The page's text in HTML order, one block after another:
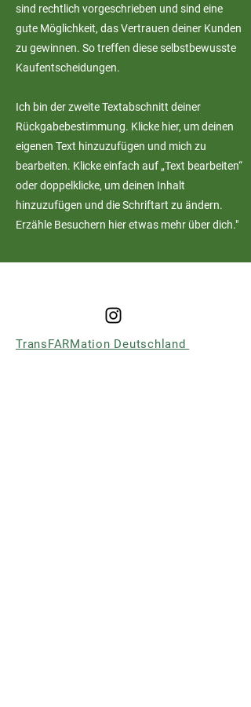
sind rechtlich vorgeschrieben und sind eine
gute Möglichkeit, das Vertrauen deiner Kunden
zu gewinnen. So treffen diese selbstbewusste
Kaufentscheidungen.
Ich bin der zweite Textabschnitt deiner
Rückgabebestimmung. Klicke hier, um deinen
eigenen Text hinzuzufügen und mich zu
bearbeiten. Klicke einfach auf „Text bearbeiten“
oder doppelklicke, um deinen Inhalt
hinzuzufügen und die Schriftart zu ändern.
Erzähle Besuchern hier etwas mehr über dich."
TransFARMation Deutschland